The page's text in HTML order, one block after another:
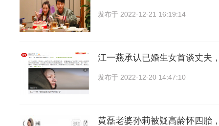
发布于 2022-12-21 16:19:14
江一燕承认已婚生女首谈丈夫
发布于 2022-12-20 14:47:10
黄磊老婆孙莉被疑高龄怀四胎